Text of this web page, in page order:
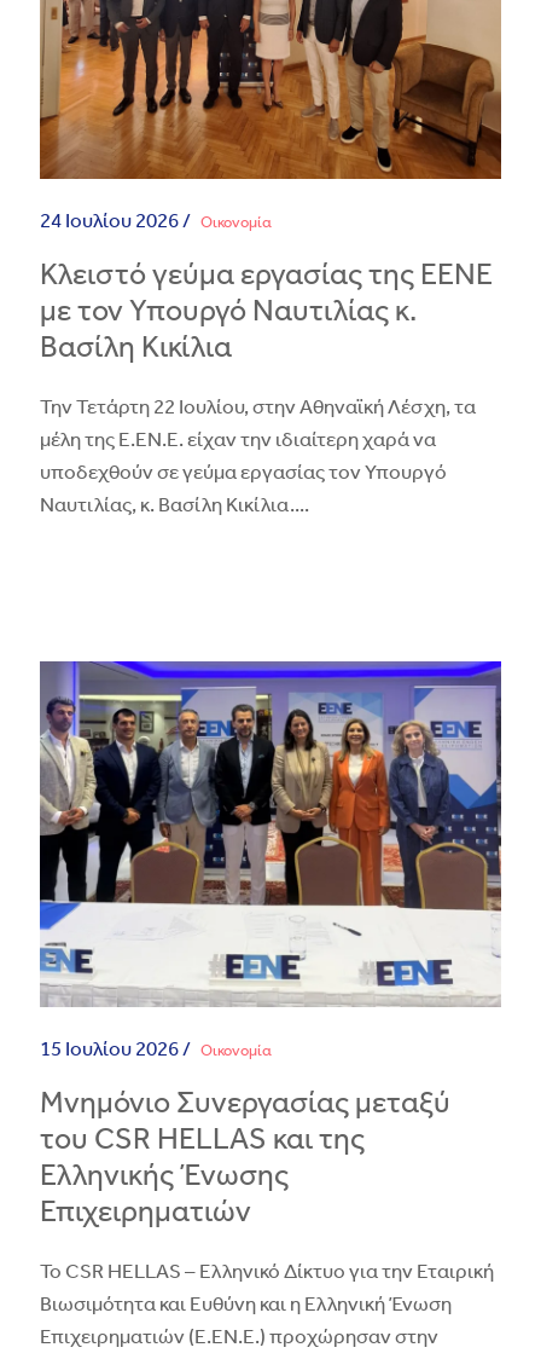
24 Ιουλίου 2026 / Οικονομία
Κλειστό γεύμα εργασίας της ΕΕΝΕ
με τον Υπουργό Ναυτιλίας κ.
Βασίλη Κικίλια
Την Τετάρτη 22 Ιουλίου, στην Αθηναϊκή Λέσχη, τα
μέλη της Ε.ΕΝ.Ε. είχαν την ιδιαίτερη χαρά να
υποδεχθούν σε γεύμα εργασίας τον Υπουργό
Ναυτιλίας, κ. Βασίλη Κικίλια....
15 Ιουλίου 2026 / Οικονομία
Μνημόνιο Συνεργασίας μεταξύ
του CSR HELLAS και της
Ελληνικής Ένωσης
Επιχειρηματιών
Το CSR HELLAS – Ελληνικό Δίκτυο για την Εταιρική
Βιωσιμότητα και Ευθύνη και η Ελληνική Ένωση
Επιχειρηματιών (Ε.ΕΝ.Ε.) προχώρησαν στην